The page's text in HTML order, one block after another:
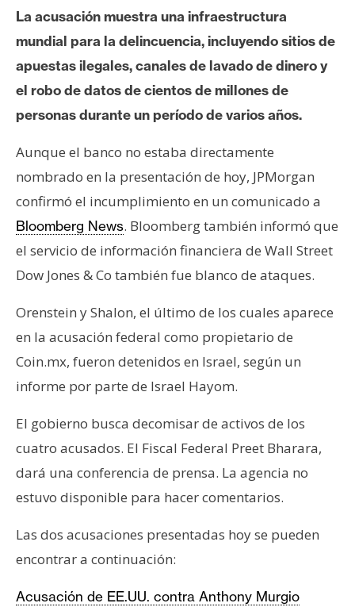
P
u
b
l
c
d
a
d
La acusación muestra una infraestructura
mundial para la delincuencia, incluyendo sitios de
apuestas ilegales, canales de lavado de dinero y
el robo de datos de cientos de millones de
personas durante un período de varios años.
Aunque el banco no estaba directamente
nombrado en la presentación de hoy, JPMorgan
confirmó el incumplimiento en un comunicado a
Bloomberg News. Bloomberg también informó que
el servicio de información financiera de Wall Street
Dow Jones & Co también fue blanco de ataques.
Orenstein y Shalon, el último de los cuales aparece
en la acusación federal como propietario de
Coin.mx, fueron detenidos en Israel, según un
informe por parte de Israel Hayom.
El gobierno busca decomisar de activos de los
cuatro acusados. El Fiscal Federal Preet Bharara,
dará una conferencia de prensa. La agencia no
estuvo disponible para hacer comentarios.
Las dos acusaciones presentadas hoy se pueden
encontrar a continuación:
Acusación de EE.UU. contra Anthony Murgio